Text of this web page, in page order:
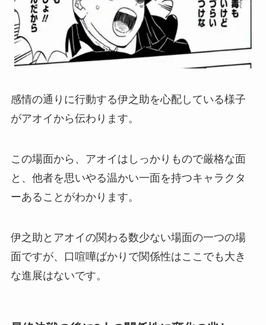
感情の通りに行動する伊之助を心配している様子
がアオイから伝わります。
この場面から、アオイはしっかりもので厳格な面
と、他者を思いやる温かい一面を持つキャラクタ
ーあることがわかります。
伊之助とアオイの関わる数少ない場面の一つの場
面ですが、口喧嘩ばかりで関係性はここでも大き
な進展はないです。